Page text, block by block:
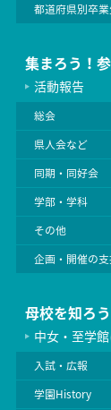
都道府県別卒
集まろう！
活動報告
総会
県人会など
同期・同好会
学部・学科
その他
企画・開催の
母校を知ろ
中女・至学
入試・広報
学園History